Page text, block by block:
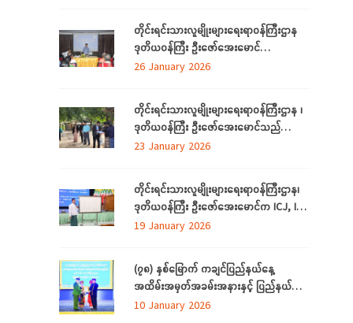
သင်တန်းဆင်းပွဲအခမ်းအနားသို့ တက်ရောက်
နေပြည်တော် ဇန်နဝါရီလ ၃၀
တိုင်းရင်းသားလူမျိုးများရေးရာဝန်ကြီးဌာန
ဒုတိယဝန်ကြီး ဦးဇော်အေးမောင်
ရန်ကုန်တိုင်းဒေသကြီး၊ ညွှန်ကြားရေးမှူးရုံးရှိ
အတွင်းရှိ တိုင်းရင်းသားစာပေနှင့်ယဉ်ကျေးမှု
ကော်မတီများနှင့်တွေ့ဆုံ
26 January 2026
တိုင်းရင်းသားလူမျိုးများရေးရာဝန်ကြီးဌာန ၊
ဒုတိယဝန်ကြီး ဦးဇော်အေးမောင်သည်
တိုင်းရင်းသားရေးရာနှင့်သက်မွေးပညာသင်
မည့်မြေနေရာတွင် လုပ်ငန်းဆောင်ရွက်မှု
အခြေအနေများကို ကြည့်ရှုစစ်ဆေးခြင်း
23 January 2026
တိုင်းရင်းသားလူမျိုးများရေးရာဝန်ကြီးဌာန၊
ဒုတိယဝန်ကြီး ဦးဇော်‌အေးမောင်က ICJ, ICC
အပြည်ပြည်ဆိုင်ရာတရားရုံးများနှင့်
19 January 2026
(၇၈) နှစ်မြောက် ကချင်ပြည်နယ်နေ့
အထိမ်းအမှတ်အခမ်းအနားနှင့် ပြည်နယ်
ဂုဏ်ထူးဆောင်ဆုများ ချီးမြှင့်ခြင်း
10 January 2026